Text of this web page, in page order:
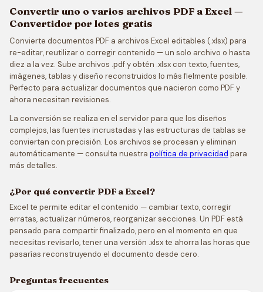
Convertir uno o varios archivos PDF a Excel —
Convertidor por lotes gratis
Convierte documentos PDF a archivos Excel editables (.xlsx) para
re-editar, reutilizar o corregir contenido — un solo archivo o hasta
diez a la vez. Sube archivos .pdf y obtén .xlsx con texto, fuentes,
imágenes, tablas y diseño reconstruidos lo más fielmente posible.
Perfecto para actualizar documentos que nacieron como PDF y
ahora necesitan revisiones.
La conversión se realiza en el servidor para que los diseños
complejos, las fuentes incrustadas y las estructuras de tablas se
conviertan con precisión. Los archivos se procesan y eliminan
automáticamente — consulta nuestra política de privacidad para
más detalles.
¿Por qué convertir PDF a Excel?
Excel te permite editar el contenido — cambiar texto, corregir
erratas, actualizar números, reorganizar secciones. Un PDF está
pensado para compartir finalizado, pero en el momento en que
necesitas revisarlo, tener una versión .xlsx te ahorra las horas que
pasarías reconstruyendo el documento desde cero.
Preguntas frecuentes